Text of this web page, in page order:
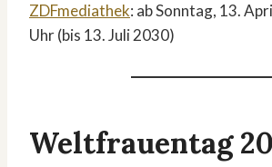
ZDFmediathek: ab Sonntag, 13.
Uhr (bis 13. Juli 2030)
Weltfrauentag